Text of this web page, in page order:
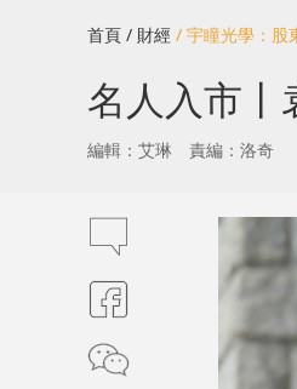
首頁 / 財經 / 宇瞳光學：股
名人入市丨
編輯：艾琳 責編：洛奇